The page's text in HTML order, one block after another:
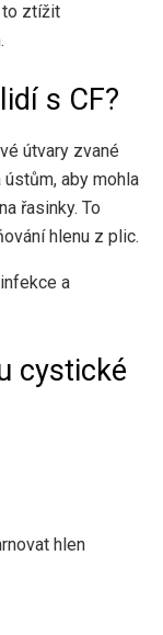
to ztížit
s CF?
útvary zvané
aby mohla
řasinky. To
hlenu z plic.
a
cystické
hlen